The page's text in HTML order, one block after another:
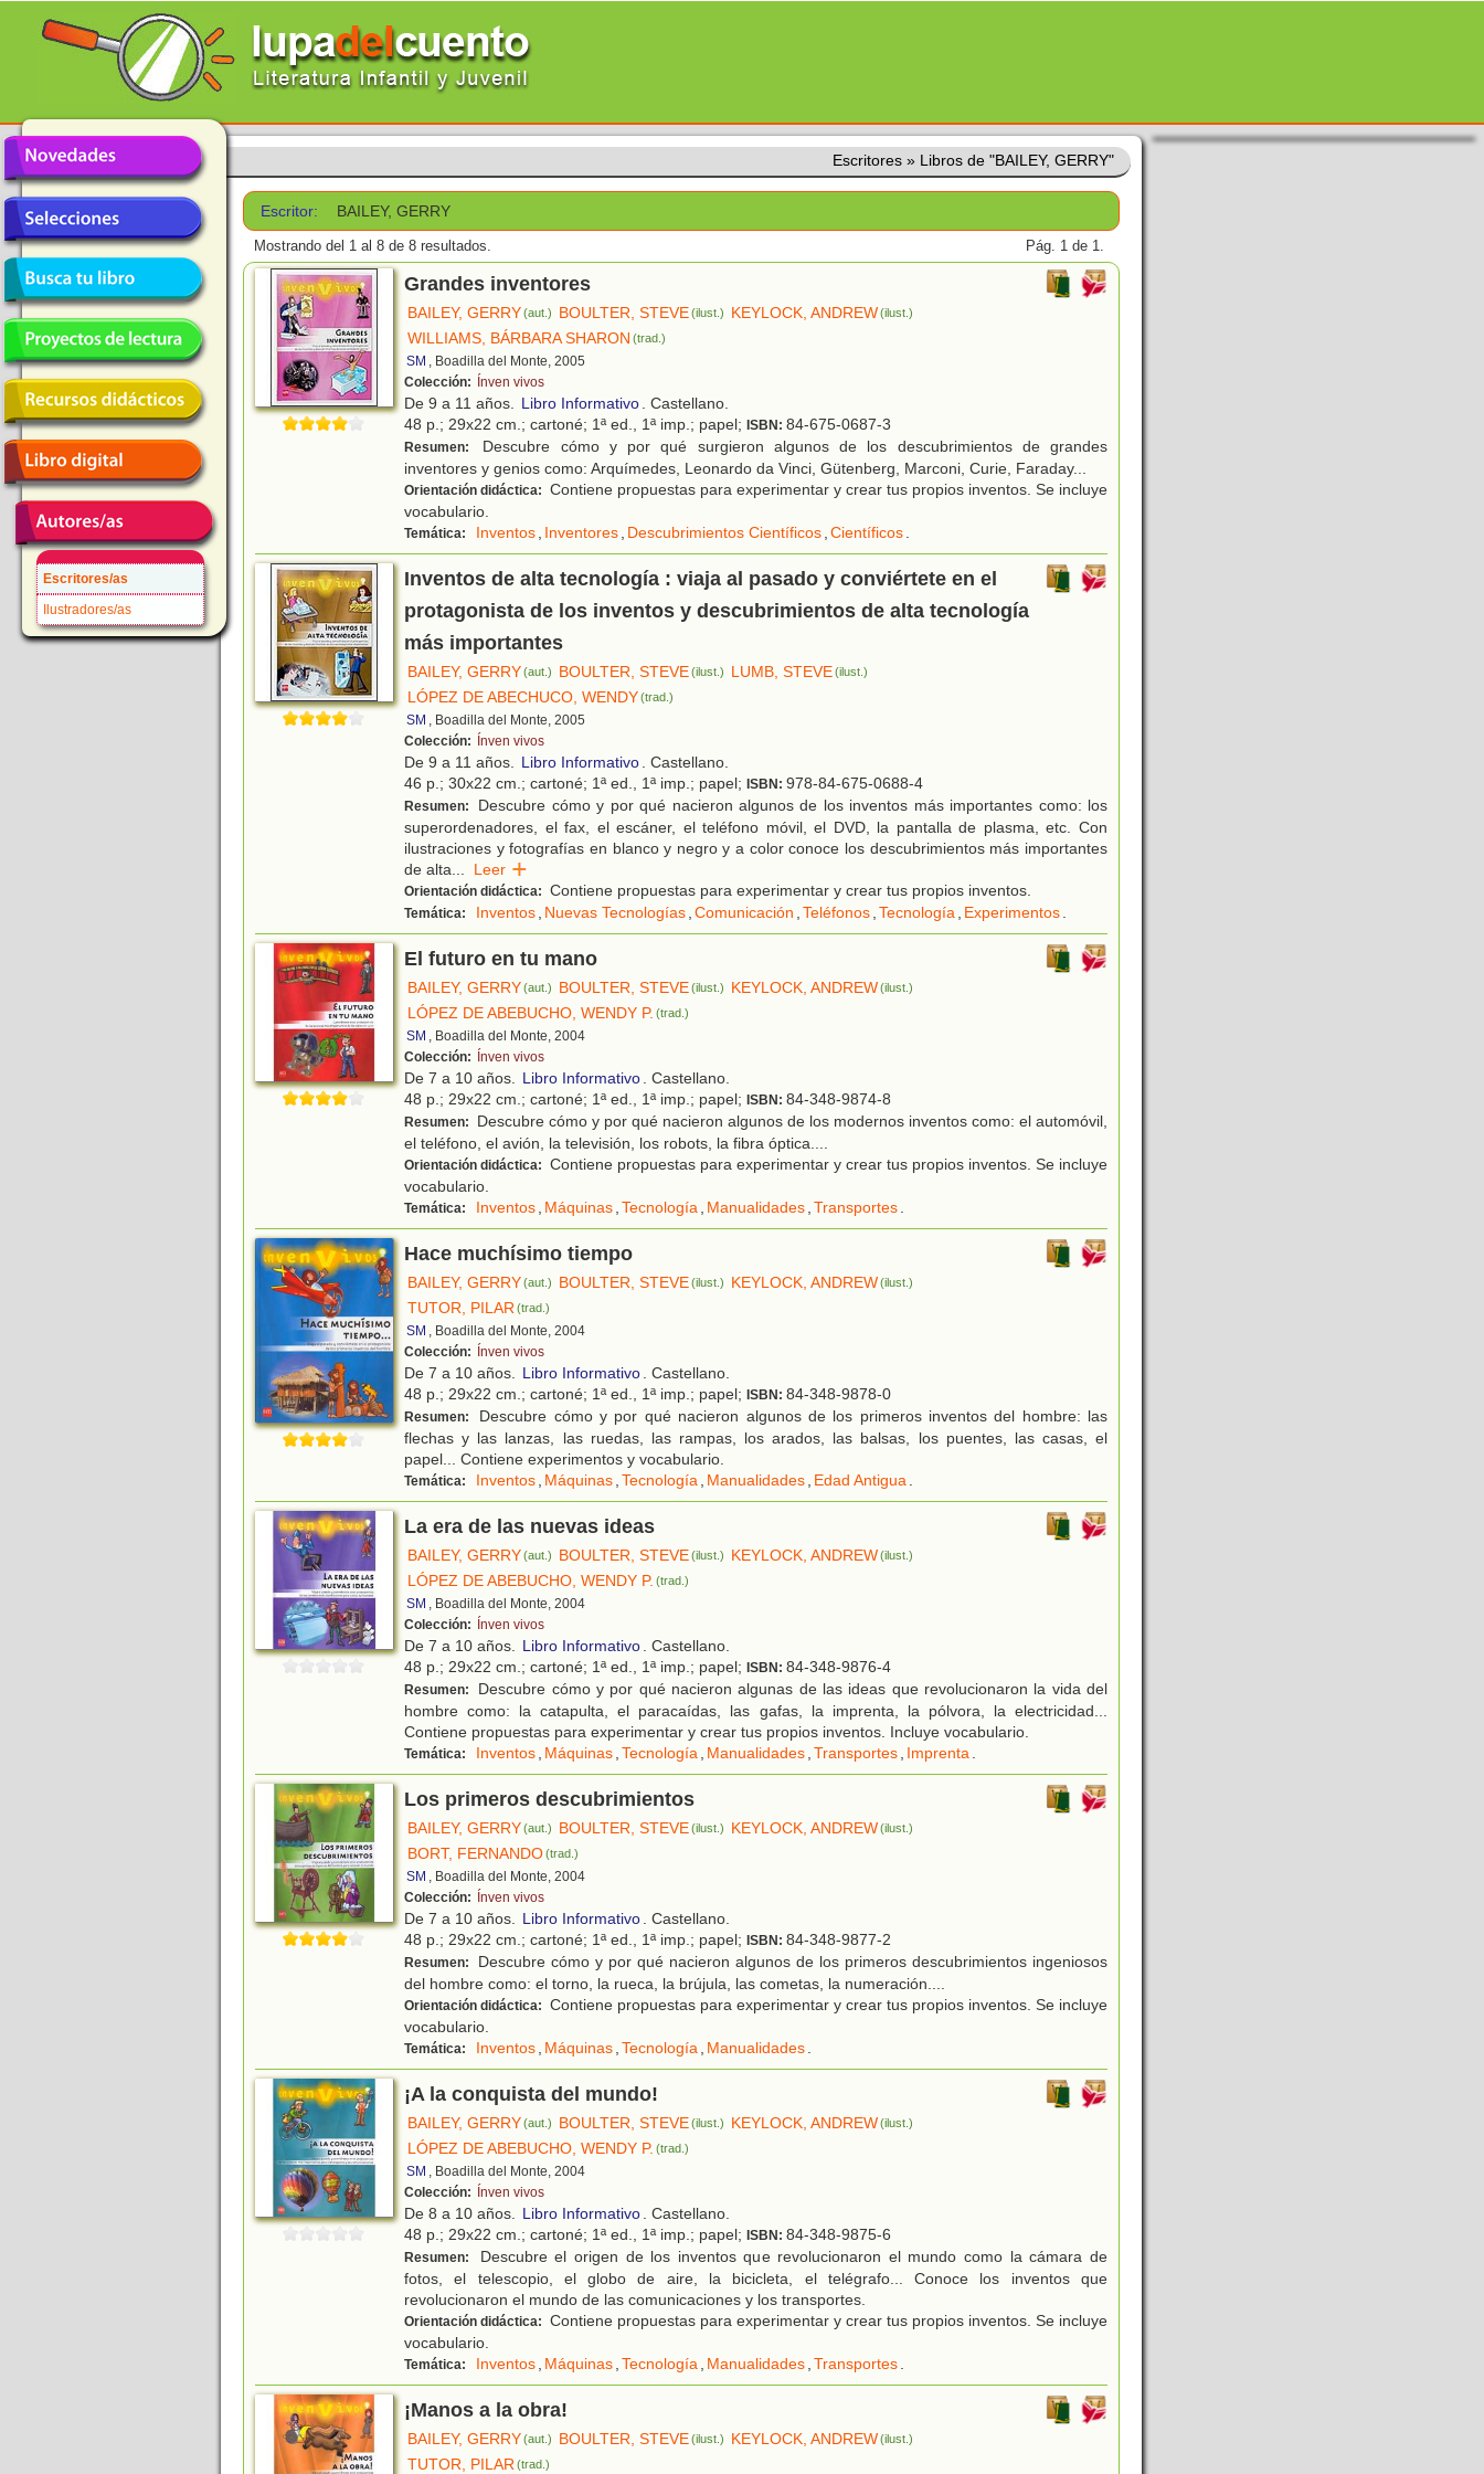
Escritores/as
Ilustradores/as
Escritores » Libros de "BAILEY, GERRY"
Escritor: BAILEY, GERRY
Mostrando del 1 al 8 de 8 resultados. Pág. 1 de 1.
Grandes inventores
BAILEY, GERRY(aut.) BOULTER, STEVE(ilust.) KEYLOCK, ANDREW (ilust.)
WILLIAMS, BÁRBARA SHARON (trad.)
SM , Boadilla del Monte, 2005
Colección:
Ínven vivos
De 9 a 11 años. Libro Informativo. Castellano.
48 p.; 29x22 cm.; cartoné; 1ª ed., 1ª imp.; papel; ISBN: 84-675-0687-3
Resumen:
Descubre cómo y por qué surgieron algunos de los descubrimientos de grandes
inventores y genios como: Arquímedes, Leonardo da Vinci, Gütenberg, Marconi, Curie, Faraday...
Orientación didáctica: Contiene propuestas para experimentar y crear tus propios inventos. Se incluye
vocabulario.
Temática: Inventos, Inventores, Descubrimientos Científicos,Científicos.
Inventos de alta tecnología : viaja al pasado y conviértete en el
protagonista de los inventos y descubrimientos de alta tecnología
más importantes
BAILEY, GERRY(aut.) BOULTER, STEVE(ilust.) LUMB, STEVE (ilust.)
LÓPEZ DE ABECHUCO, WENDY(trad.)
SM , Boadilla del Monte, 2005
Colección:
Ínven vivos
De 9 a 11 años. Libro Informativo. Castellano.
46 p.; 30x22 cm.; cartoné; 1ª ed., 1ª imp.; papel; ISBN: 978-84-675-0688-4
Resumen:
Descubre cómo y por qué nacieron algunos de los inventos más importantes como: los
superordenadores, el fax, el escáner, el teléfono móvil, el DVD, la pantalla de plasma, etc. Con
ilustraciones y fotografías en blanco y negro y a color conoce los descubrimientos más importantes
de alta... Leer
Orientación didáctica: Contiene propuestas para experimentar y crear tus propios inventos.
Temática: Inventos, Nuevas Tecnologías,Comunicación ,Teléfonos,Tecnología, Experimentos.
El futuro en tu mano
BAILEY, GERRY(aut.) BOULTER, STEVE(ilust.) KEYLOCK, ANDREW (ilust.)
LÓPEZ DE ABEBUCHO, WENDY P. (trad.)
SM , Boadilla del Monte, 2004
Colección:
Ínven vivos
De 7 a 10 años. Libro Informativo. Castellano.
48 p.; 29x22 cm.; cartoné; 1ª ed., 1ª imp.; papel; ISBN: 84-348-9874-8
Resumen:
Descubre cómo y por qué nacieron algunos de los modernos inventos como: el automóvil,
el teléfono, el avión, la televisión, los robots, la fibra óptica....
Orientación didáctica: Contiene propuestas para experimentar y crear tus propios inventos. Se incluye
vocabulario.
Temática: Inventos, Máquinas,Tecnología, Manualidades,Transportes.
Hace muchísimo tiempo
BAILEY, GERRY(aut.) BOULTER, STEVE(ilust.) KEYLOCK, ANDREW (ilust.)
TUTOR, PILAR(trad.)
SM , Boadilla del Monte, 2004
Colección:
Ínven vivos
De 7 a 10 años. Libro Informativo. Castellano.
48 p.; 29x22 cm.; cartoné; 1ª ed., 1ª imp.; papel; ISBN: 84-348-9878-0
Resumen:
Descubre cómo y por qué nacieron algunos de los primeros inventos del hombre: las
flechas y las lanzas, las ruedas, las rampas, los arados, las balsas, los puentes, las casas, el
papel... Contiene experimentos y vocabulario.
Temática: Inventos, Máquinas,Tecnología, Manualidades, Edad Antigua.
La era de las nuevas ideas
BAILEY, GERRY(aut.) BOULTER, STEVE(ilust.) KEYLOCK, ANDREW (ilust.)
LÓPEZ DE ABEBUCHO, WENDY P. (trad.)
SM , Boadilla del Monte, 2004
Colección:
Ínven vivos
De 7 a 10 años. Libro Informativo. Castellano.
48 p.; 29x22 cm.; cartoné; 1ª ed., 1ª imp.; papel; ISBN: 84-348-9876-4
Resumen:
Descubre cómo y por qué nacieron algunas de las ideas que revolucionaron la vida del
hombre como: la catapulta, el paracaídas, las gafas, la imprenta, la pólvora, la electricidad...
Contiene propuestas para experimentar y crear tus propios inventos. Incluye vocabulario.
Temática: Inventos, Máquinas,Tecnología, Manualidades,Transportes, Imprenta.
Los primeros descubrimientos
BAILEY, GERRY(aut.) BOULTER, STEVE(ilust.) KEYLOCK, ANDREW (ilust.)
BORT, FERNANDO(trad.)
SM , Boadilla del Monte, 2004
Colección:
Ínven vivos
De 7 a 10 años. Libro Informativo. Castellano.
48 p.; 29x22 cm.; cartoné; 1ª ed., 1ª imp.; papel; ISBN: 84-348-9877-2
Resumen:
Descubre cómo y por qué nacieron algunos de los primeros descubrimientos ingeniosos
del hombre como: el torno, la rueca, la brújula, las cometas, la numeración....
Orientación didáctica: Contiene propuestas para experimentar y crear tus propios inventos. Se incluye
vocabulario.
Temática: Inventos, Máquinas,Tecnología, Manualidades.
¡A la conquista del mundo!
BAILEY, GERRY(aut.) BOULTER, STEVE(ilust.) KEYLOCK, ANDREW (ilust.)
LÓPEZ DE ABEBUCHO, WENDY P. (trad.)
SM , Boadilla del Monte, 2004
Colección:
Ínven vivos
De 8 a 10 años. Libro Informativo. Castellano.
48 p.; 29x22 cm.; cartoné; 1ª ed., 1ª imp.; papel; ISBN: 84-348-9875-6
Resumen:
Descubre el origen de los inventos que revolucionaron el mundo como la cámara de
fotos, el telescopio, el globo de aire, la bicicleta, el telégrafo... Conoce los inventos que
revolucionaron el mundo de las comunicaciones y los transportes.
Orientación didáctica: Contiene propuestas para experimentar y crear tus propios inventos. Se incluye
vocabulario.
Temática: Inventos, Máquinas,Tecnología, Manualidades,Transportes.
¡Manos a la obra!
BAILEY, GERRY(aut.) BOULTER, STEVE(ilust.) KEYLOCK, ANDREW (ilust.)
TUTOR, PILAR(trad.)